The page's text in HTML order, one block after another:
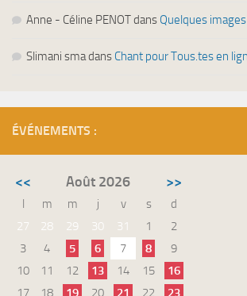
Anne - Céline PENOTdans Quelques
Slimani smadans Chant pour Tous.tes en
ÉVÉNEMENTS :
<< Août 2026 >>
l m m j v s
d
27
28 29 30 31 1
2
3
4 5 6 7 8
9
10
11 12 13 14 15
16
17
18 19 20 21 22
23